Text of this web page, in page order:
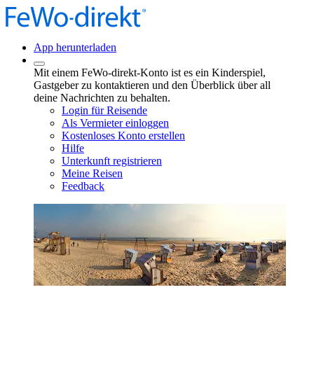
App herunterladen
Mit einem FeWo-direkt-Konto ist es ein Kinderspiel,
Gastgeber zu kontaktieren und den Überblick über all
deine Nachrichten zu behalten.
Login für Reisende
Als Vermieter einloggen
Kostenloses Konto erstellen
Hilfe
Unterkunft registrieren
Meine Reisen
Feedback